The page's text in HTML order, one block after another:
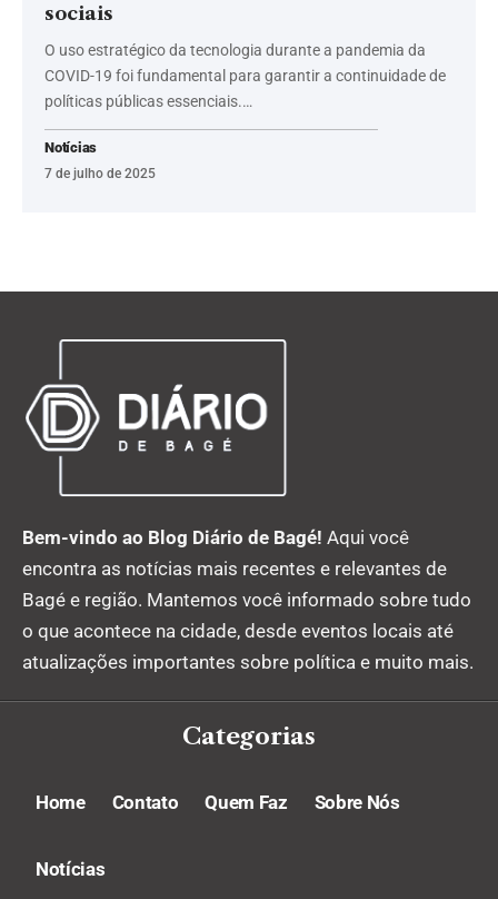
sociais
O uso estratégico da tecnologia durante a pandemia da
COVID-19 foi fundamental para garantir a continuidade de
políticas públicas essenciais.…
Notícias
7 de julho de 2025
Bem-vindo ao Blog Diário de Bagé! Aqui você
encontra as notícias mais recentes e relevantes de
Bagé e região. Mantemos você informado sobre tudo
o que acontece na cidade, desde eventos locais até
atualizações importantes sobre política e muito mais.
Categorias
Home Contato Quem Faz Sobre Nós
Notícias